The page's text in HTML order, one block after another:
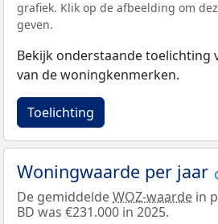
grafiek. Klik op de afbeelding om
geven.
Bekijk onderstaande toelichting
van de woningkenmerken.
Toelichting
Woningwaarde per jaar
De gemiddeldeWOZ-waarde in
BD was €231.000 in 2025.